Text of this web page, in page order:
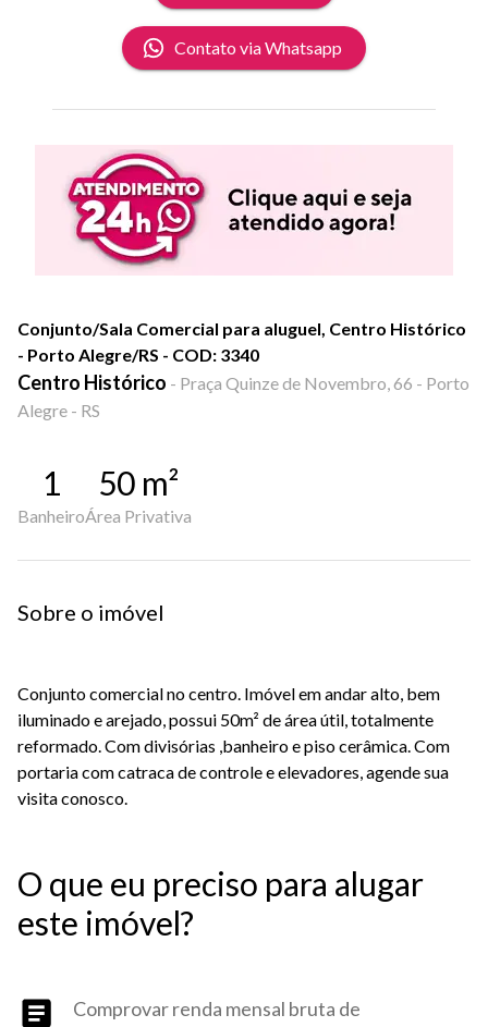
Contato via Whatsapp
Conjunto/Sala Comercial para aluguel, Centro Histórico
- Porto Alegre/RS - COD: 3340
Centro Histórico - Praça Quinze de Novembro, 66 - Porto
Alegre - RS
1
Banheiro
50 m²
Área Privativa
Sobre o imóvel
Conjunto comercial no centro. Imóvel em andar alto, bem
iluminado e arejado, possui 50m² de área útil, totalmente
reformado. Com divisórias ,banheiro e piso cerâmica. Com
portaria com catraca de controle e elevadores, agende sua
visita conosco.
O que eu preciso para alugar
este imóvel?
Comprovar renda mensal bruta de